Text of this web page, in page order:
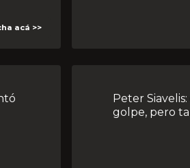
acá >>
Peter Siavelis: chilenos discrepan sobre el
golpe, pero